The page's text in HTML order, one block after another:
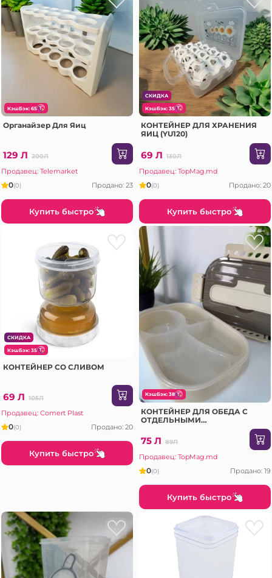
КэшБэк: 65
Органайзер Для Яиц
129 Л 200Л
Продавец: Telemarket
0(0) Продано: 23
Купить быстро
СКИДКА
КэшБэк: 35
КОНТЕЙНЕР ДЛЯ ХРАНЕНИЯ
ЯИЦ (YU120)
69 Л 130Л
Продавец: TopMag.md
0(0) Продано: 20
Купить быстро
СКИДКА
КэшБэк: 35
КОНТЕЙНЕР СО СЛИВОМ
69 Л 105Л
Продавец: Comert Plast
0(0) Продано: 20
Купить быстро
КэшБэк: 38
КОНТЕЙНЕР ДЛЯ ОБЕДА С
ОТДЕЛЬНЫМИ
КОМПАРТАМЕНТАМИ (PW-8
(N))
75 Л 89Л
Продавец: TopMag.md
0(0) Продано: 19
Купить быстро